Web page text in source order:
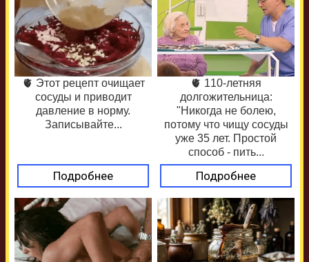
🫀 Этот рецепт очищает
сосуды и приводит
давление в норму.
Записывайте...
Подробнее
🫀 110-летняя
долгожительница:
"Никогда не болею,
потому что чищу сосуды
уже 35 лет. Простой
способ - пить...
Подробнее